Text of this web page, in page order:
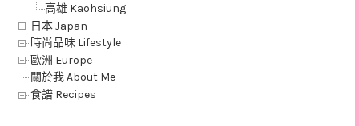
高雄 Kaohsiung
日本 Japan
時尚品味 Lifestyle
歐洲 Europe
關於我 About Me
食譜 Recipes